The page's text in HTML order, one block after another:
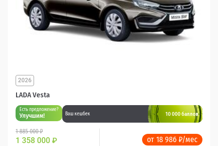
LADA Vesta
2026
Есть предложение?
Улучшим! Ваш кешбек 10 000 баллов
1 885 000 ₽
1 358 000 ₽ от 18 986 ₽/мес